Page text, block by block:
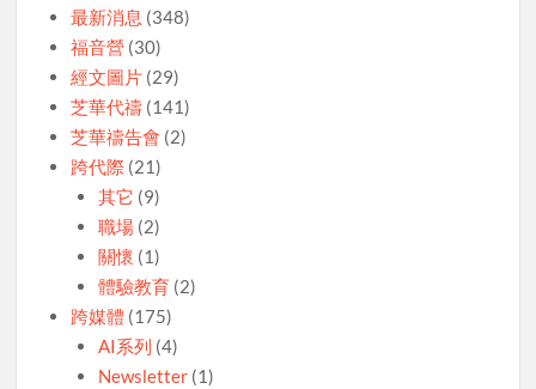
最新消息 (348)
福音營 (30)
經文圖片 (29)
芝華代禱 (141)
芝華禱告會 (2)
跨代際 (21)
其它 (9)
職場(2)
關懷 (1)
體驗教育(2)
跨媒體 (175)
AI系列 (4)
Newsletter(1)